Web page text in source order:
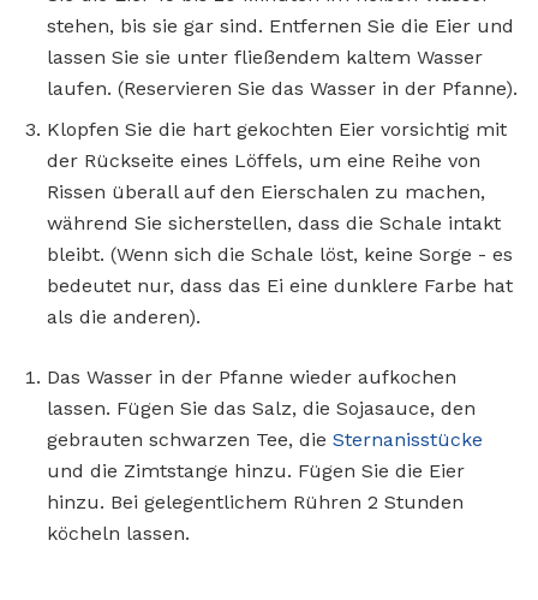
stehen, bis sie gar sind. Entfernen Sie die Eier und
lassen Sie sie unter fließendem kaltem Wasser
laufen. (Reservieren Sie das Wasser in der Pfanne).
Klopfen Sie die hart gekochten Eier vorsichtig mit
der Rückseite eines Löffels, um eine Reihe von
Rissen überall auf den Eierschalen zu machen,
während Sie sicherstellen, dass die Schale intakt
bleibt. (Wenn sich die Schale löst, keine Sorge - es
bedeutet nur, dass das Ei eine dunklere Farbe hat
als die anderen).
Das Wasser in der Pfanne wieder aufkochen
lassen. Fügen Sie das Salz, die Sojasauce, den
gebrauten schwarzen Tee, die Sternanisstücke
und die Zimtstange hinzu. Fügen Sie die Eier
hinzu. Bei gelegentlichem Rühren 2 Stunden
köcheln lassen.